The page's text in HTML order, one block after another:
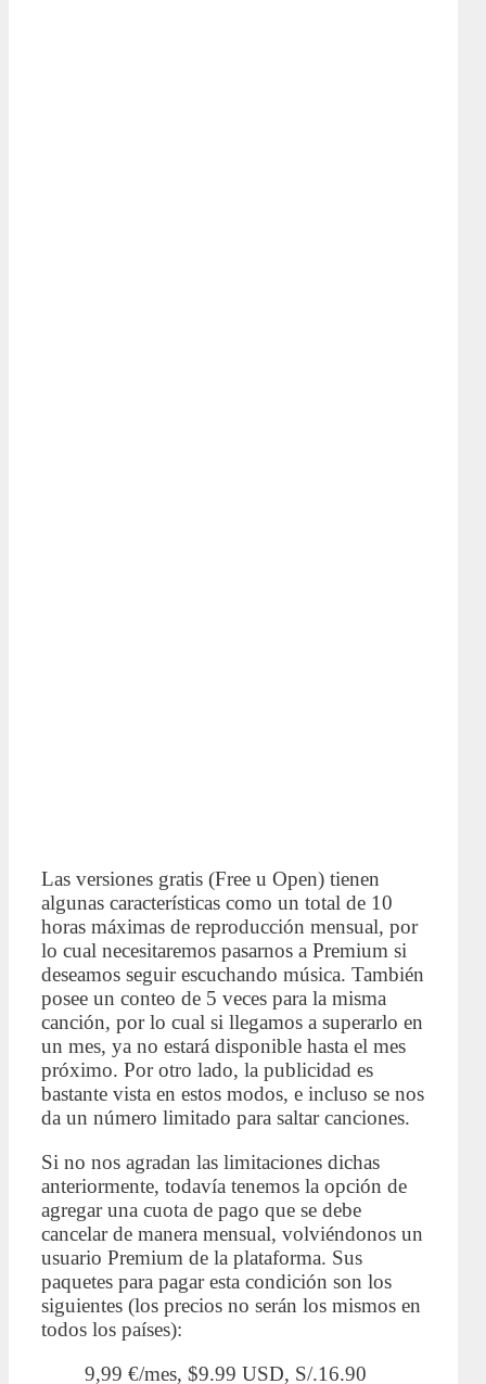
Las versiones gratis (Free u Open) tienen
algunas características como un total de 10
horas máximas de reproducción mensual, por
lo cual necesitaremos pasarnos a Premium si
deseamos seguir escuchando música. También
posee un conteo de 5 veces para la misma
canción, por lo cual si llegamos a superarlo en
un mes, ya no estará disponible hasta el mes
próximo. Por otro lado, la publicidad es
bastante vista en estos modos, e incluso se nos
da un número limitado para saltar canciones.
Si no nos agradan las limitaciones dichas
anteriormente, todavía tenemos la opción de
agregar una cuota de pago que se debe
cancelar de manera mensual, volviéndonos un
usuario Premium de la plataforma. Sus
paquetes para pagar esta condición son los
siguientes (los precios no serán los mismos en
todos los países):
9,99 €/mes, $9.99 USD, S/.16.90